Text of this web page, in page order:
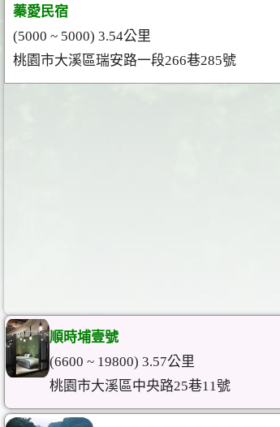
蓁愛民宿
(5000 ~ 5000) 3.54公里
桃園市大溪區瑞安路一段266巷285號
順時埔壹號
(6600 ~ 19800) 3.57公里
桃園市大溪區中央路25巷11號